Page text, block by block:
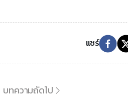
แชร์
บทความถัดไป